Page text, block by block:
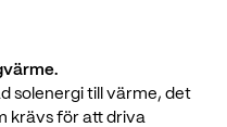
solenergi till värme, det
krävs för att driva